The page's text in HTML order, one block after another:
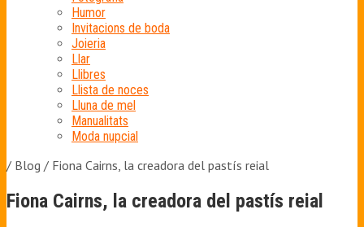
Humor
Invitacions de boda
Joieria
Llar
Llibres
Llista de noces
Lluna de mel
Manualitats
Moda nupcial
/ Blog / Fiona Cairns, la creadora del pastís reial
Fiona Cairns, la creadora del pastís reial